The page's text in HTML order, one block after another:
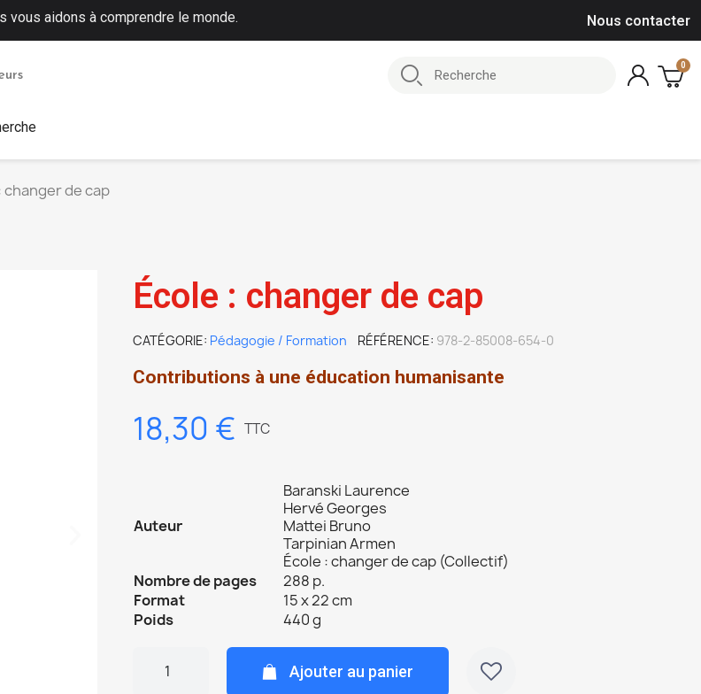
vous aidons à comprendre le monde. Nous contacter
changer de cap
École : changer de cap
CATÉGORIE Pédagogie / Formation RÉFÉRENCE 978-2-85008-654-0
Contributions à une éducation humanisante
18,30 € TTC
Auteur
Baranski Laurence
Hervé Georges
Mattei Bruno
Tarpinian Armen
École : changer de cap (Collectif)
Nombre de pages
288 p.
Format
15 x 22 cm
Poids
440 g
Ajouter au panier